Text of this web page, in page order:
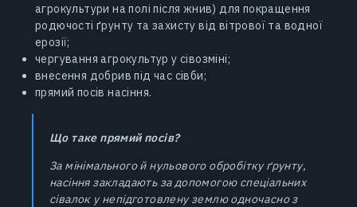
агрокультури на полі після жнив) для покращення
родючості ґрунту та захисту від вітрової та водної
ерозії;
чергування агрокультур у сівозміні;
внесення добрив під час сівби;
прямий посів насіння.
Що таке прямий посів?
За мінімального й нульового обробітку ґрунту,
насіння закладають за допомогою спеціальних
сівалок у непідготовлену землю одночасно з